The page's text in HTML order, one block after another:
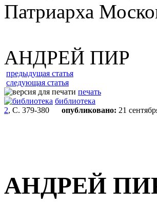
Патриарха
АНДРЕЙ ПИР
предыдущая статья
следующая статья
печать
библиотека
2, С. 379-380 опубликовано: 21
АНДРЕЙ